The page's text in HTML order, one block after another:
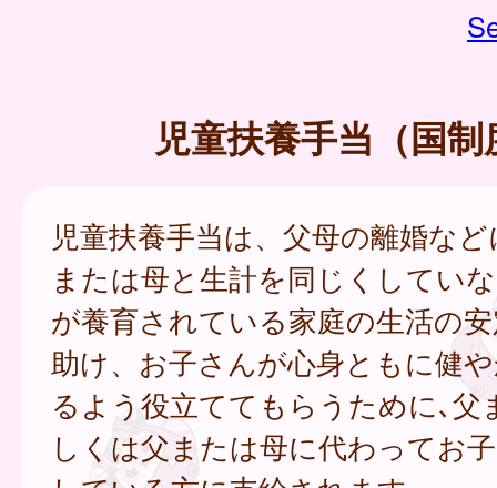
児童扶養手当（国制
児童扶養手当は、父母の離婚な
または母と生計を同じくしてい
が養育されている家庭の生活の
助け、お子さんが心身ともに健
るよう役立ててもらうために､父
しくは父または母に代わってお